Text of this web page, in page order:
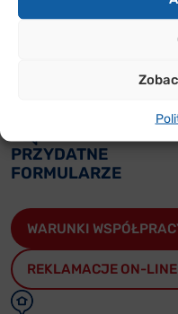
W POLSCE
Sprawdź w jakich
PRZYDATNE
FORMULARZE
WARUNKI
REKLAMACJE ON-LINE